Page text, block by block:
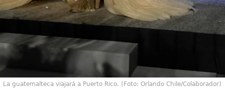
La guatemalteca viajará a Puerto Rico. (Foto: Orlando Chile/Colaborador)